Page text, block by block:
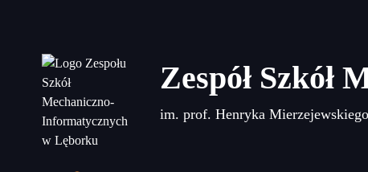
Zespół Szkół
im. prof. Henryka